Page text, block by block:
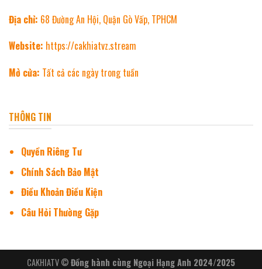
Địa chỉ: 68 Đường An Hội, Quận Gò Vấp, TPHCM
Website: https://cakhiatvz.stream
Mở cửa: Tất cả các ngày trong tuần
THÔNG TIN
Quyền Riêng Tư
Chính Sách Bảo Mật
Điều Khoản Điều Kiện
Câu Hỏi Thường Gặp
CAKHIATV ©Đồng hành cùng Ngoại Hạng Anh 2024/2025